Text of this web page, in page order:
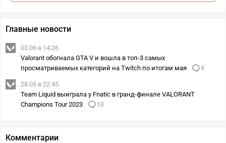
Главные новости
03.06 в 14:26
Valorant обогнала GTA V и вошла в топ-3 самых
просматриваемых категорий на Twitch по итогам мая
9
28.05 в 22:45
Team Liquid выиграла у Fnatic в гранд-финале VALORANT
Champions Tour 2023
10
Комментарии